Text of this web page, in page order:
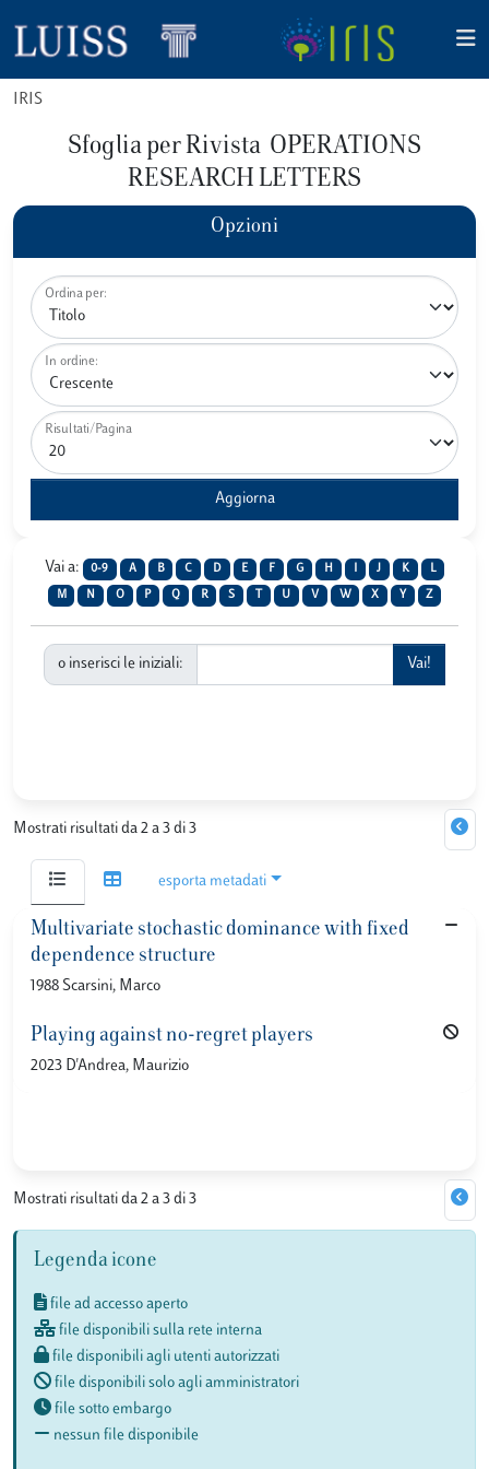
IRIS
Sfoglia per Rivista OPERATIONS
RESEARCH LETTERS
Opzioni
Ordina per:
In ordine:
Risultati/Pagina
Vai a: 0-9 A B C D E F G H J K L
M N O P Q R S U V W X Y Z
o inserisci le iniziali:
Mostrati risultati da 2 a 3 di 3
esporta metadati
Multivariate stochastic dominance with fixed
dependence structure
1988 Scarsini, Marco
Playing against no-regret players
2023 D'Andrea, Maurizio
Mostrati risultati da 2 a 3 di 3
Legenda icone
file ad accesso aperto
file disponibili sulla rete interna
file disponibili agli utenti autorizzati
file disponibili solo agli amministratori
file sotto embargo
nessun file disponibile